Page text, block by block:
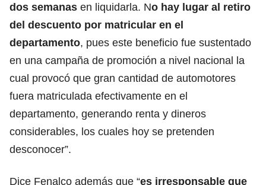
dos semanas en liquidarla. No hay lugar al retiro
del descuento por matricular en el
departamento, pues este beneficio fue sustentado
en una campaña de promoción a nivel nacional la
cual provocó que gran cantidad de automotores
fuera matriculada efectivamente en el
departamento, generando renta y dineros
considerables, los cuales hoy se pretenden
desconocer”.
Dice Fenalco además que “es irresponsable que